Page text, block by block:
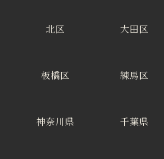
北区 大田区
板橋区 練馬区
神奈川県 千葉県